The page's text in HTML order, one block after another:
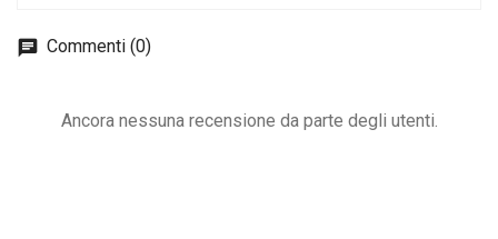
Commenti (0)
Ancora nessuna recensione da parte degli utenti.